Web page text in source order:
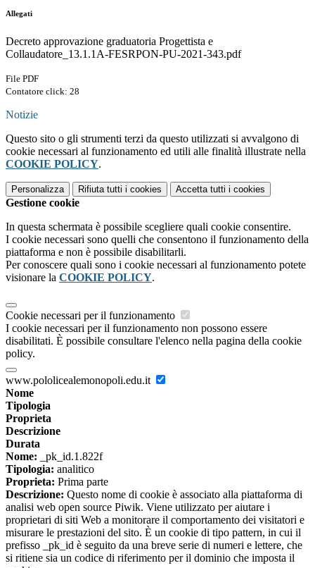
Allegati
Decreto approvazione graduatoria Progettista e
Collaudatore_13.1.1A-FESRPON-PU-2021-343.pdf
File PDF
Contatore click: 28
Notizie
Questo sito o gli strumenti terzi da questo utilizzati si avvalgono di
cookie necessari al funzionamento ed utili alle finalità illustrate nella
COOKIE POLICY.
Personalizza Rifiuta tutti i cookies Accetta tutti i cookies
Gestione cookie
In questa schermata è possibile scegliere quali cookie consentire.
I cookie necessari sono quelli che consentono il funzionamento della
piattaforma e non è possibile disabilitarli.
Per conoscere quali sono i cookie necessari al funzionamento potete
visionare la COOKIE POLICY.
Cookie necessari per il funzionamento
I cookie necessari per il funzionamento non possono essere
disabilitati. È possibile consultare l'elenco nella pagina della cookie
policy.
www.pololicealemonopoli.edu.it
Nome
Tipologia
Proprieta
Descrizione
Durata
Nome: _pk_id.1.822f
Tipologia: analitico
Proprieta: Prima parte
Descrizione: Questo nome di cookie è associato alla piattaforma di
analisi web open source Piwik. Viene utilizzato per aiutare i
proprietari di siti Web a monitorare il comportamento dei visitatori e
misurare le prestazioni del sito. È un cookie di tipo pattern, in cui il
prefisso _pk_id è seguito da una breve serie di numeri e lettere, che
si ritiene sia un codice di riferimento per il dominio che imposta il